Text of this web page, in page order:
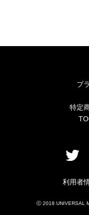
プ
特定
利用者
ⓒ 2018 UNIVERSAL